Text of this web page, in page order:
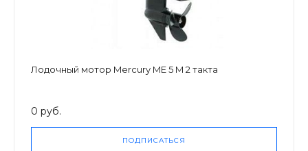
Лодочный мотор Mercury ME 5 M 2 такта
0 руб.
ПОДПИСАТЬСЯ